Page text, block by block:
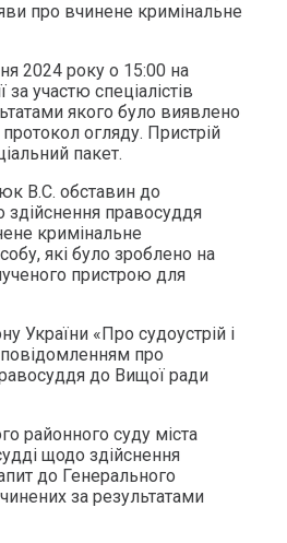
про вчинене кримінальне
2024 року о 15:00 на
за участю спеціалістів
якого було виявлено
огляду. Пристрій
пакет.
В.С. обставин до
здійснення правосуддя
кримінальне
які було зроблено на
пристрою для
України «Про судоустрій і
про
до Вищої ради
районного суду міста
щодо здійснення
до Генерального
за результатами